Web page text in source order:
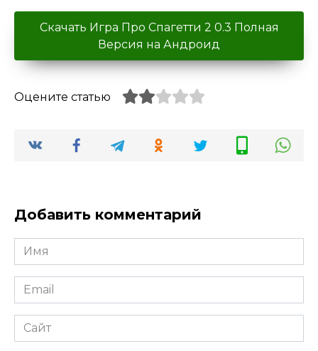
Скачать Игра Про Спагетти 2 0.3 Полная
Версия на Андроид
Оцените статью
Добавить комментарий
Имя
*
Email
*
Сайт